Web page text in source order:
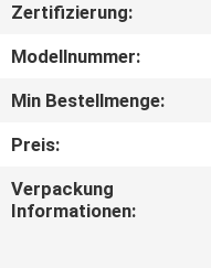
ÜBER
UNS
Zertifizierung:
Modellnummer:
Min Bestellmenge:
Preis:
Verpackung
Informationen: